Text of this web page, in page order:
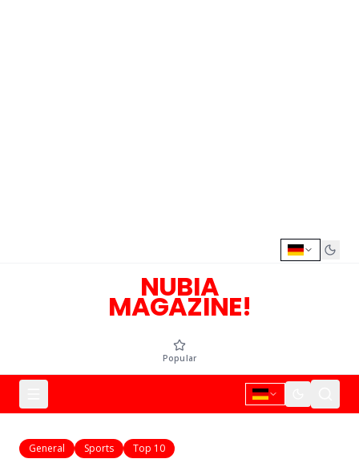
NUBIA
MAGAZINE!
Popular
General Sports Top 10